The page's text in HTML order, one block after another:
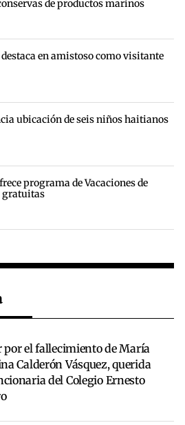
de productos marinos
en amistoso como visitante
ubicación de seis niños haitianos
programa de Vacaciones de
gratuitas
por el fallecimiento de María
Calderón Vásquez, querida
del Colegio Ernesto